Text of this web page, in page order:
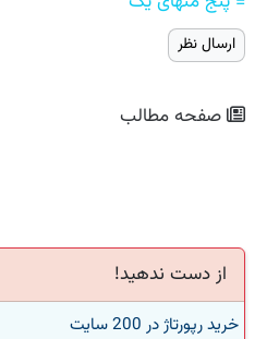
صفحه مطالب
از دست ندهید!
خرید رپورتاژ در 200 سایت